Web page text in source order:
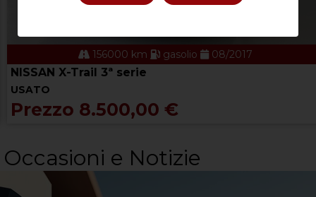
156000 km gasolio 08/2017
NISSAN X-Trail 3ª serie
USATO
Prezzo 8.500,00 €
Occasioni e Notizie